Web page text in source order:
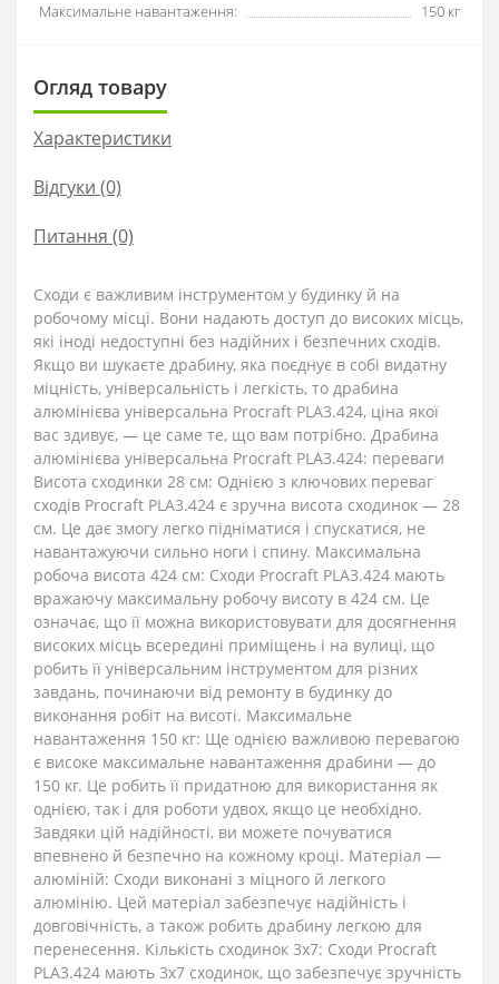
Максимальне навантаження:
150 кг
Огляд товару
Характеристики
Відгуки (0)
Питання (0)
Сходи є важливим інструментом у будинку й на
робочому місці. Вони надають доступ до високих місць,
які іноді недоступні без надійних і безпечних сходів.
Якщо ви шукаєте драбину, яка поєднує в собі видатну
міцність, універсальність і легкість, то драбина
алюмінієва універсальна Procraft PLA3.424, ціна якої
вас здивує, — це саме те, що вам потрібно. Драбина
алюмінієва універсальна Procraft PLA3.424: переваги
Висота сходинки 28 см: Однією з ключових переваг
сходів Procraft PLA3.424 є зручна висота сходинок — 28
см. Це дає змогу легко підніматися і спускатися, не
навантажуючи сильно ноги і спину. Максимальна
робоча висота 424 см: Сходи Procraft PLA3.424 мають
вражаючу максимальну робочу висоту в 424 см. Це
означає, що її можна використовувати для досягнення
високих місць всередині приміщень і на вулиці, що
робить її універсальним інструментом для різних
завдань, починаючи від ремонту в будинку до
виконання робіт на висоті. Максимальне
навантаження 150 кг: Ще однією важливою перевагою
є високе максимальне навантаження драбини — до
150 кг. Це робить її придатною для використання як
однією, так і для роботи удвох, якщо це необхідно.
Завдяки цій надійності, ви можете почуватися
впевнено й безпечно на кожному кроці. Матеріал —
алюміній: Сходи виконані з міцного й легкого
алюмінію. Цей матеріал забезпечує надійність і
довговічність, а також робить драбину легкою для
перенесення. Кількість сходинок 3x7: Сходи Procraft
PLA3.424 мають 3x7 сходинок, що забезпечує зручність